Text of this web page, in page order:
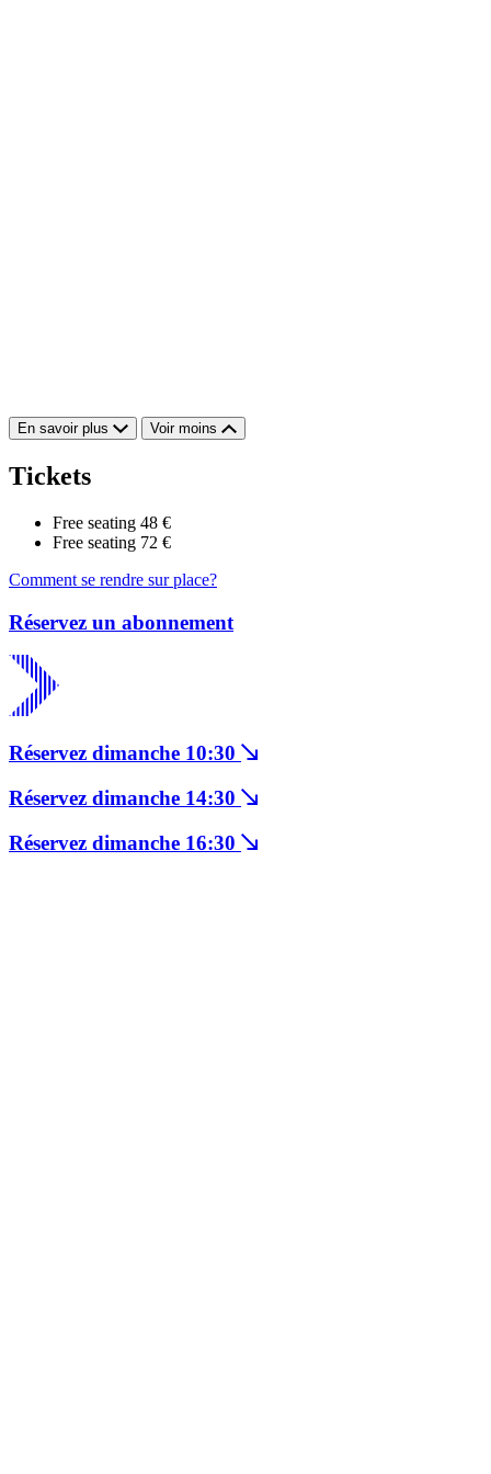
En savoir plus Voir moins
Tickets
Free seating 48 €
Free seating 72 €
Comment se rendre sur place?
Réservez un abonnement
Réservez dimanche 10:30
Réservez dimanche 14:30
Réservez dimanche 16:30